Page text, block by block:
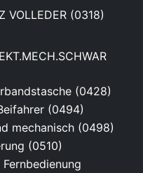
VOLLEDER (0318)
(0428)
(0494)
mechanisch (0498)
(0510)